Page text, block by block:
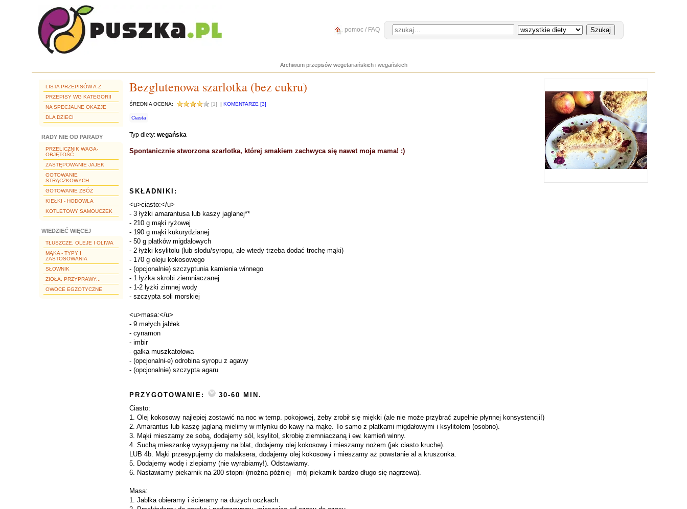
pomoc / FAQ
Archiwum przepisów wegetariańskich i wegańskich
LISTA PRZEPISÓW A-Z
PRZEPISY WG KATEGORII
NA SPECJALNE OKAZJE
DLA DZIECI
RADY NIE OD PARADY
PRZELICZNIK WAGA-
OBJĘTOŚĆ
ZASTĘPOWANIE JAJEK
GOTOWANIE
STRĄCZKOWYCH
GOTOWANIE ZBÓŻ
KIEŁKI - HODOWLA
KOTLETOWY SAMOUCZEK
WIEDZIEĆ WIĘCEJ
TŁUSZCZE, OLEJE I OLIWA
MĄKA - TYPY I
ZASTOSOWANIA
SŁOWNIK
ZIOŁA, PRZYPRAWY...
OWOCE EGZOTYCZNE
Bezglutenowa szarlotka (bez cukru)
ŚREDNIA OCENA: [1] | KOMENTARZE [3]
Ciasta
Typ diety: wegańska
Spontanicznie stworzona szarlotka, której smakiem zachwyca się nawet moja mama! :)
SKŁADNIKI:
<u>ciasto:</u>
- 3 łyżki amarantusa lub kaszy jaglanej**
- 210 g mąki ryżowej
- 190 g mąki kukurydzianej
- 50 g płatków migdałowych
- 2 łyżki ksylitolu (lub słodu/syropu, ale wtedy trzeba dodać trochę mąki)
- 170 g oleju kokosowego
- (opcjonalnie) szczyptunia kamienia winnego
- 1 łyżka skrobi ziemniaczanej
- 1-2 łyżki zimnej wody
- szczypta soli morskiej
<u>masa:</u>
- 9 małych jabłek
- cynamon
- imbir
- gałka muszkatołowa
- (opcjonalni-e) odrobina syropu z agawy
- (opcjonalnie) szczypta agaru
PRZYGOTOWANIE:
30-60 MIN.
Ciasto:
1. Olej kokosowy najlepiej zostawić na noc w temp. pokojowej, żeby zrobił się miękki (ale nie może przybrać zupełnie płynnej konsystencji!)
2. Amarantus lub kaszę jaglaną mielimy w młynku do kawy na mąkę. To samo z płatkami migdałowymi i ksylitolem (osobno).
3. Mąki mieszamy ze sobą, dodajemy sól, ksylitol, skrobię ziemniaczaną i ew. kamień winny.
4. Suchą mieszankę wysypujemy na blat, dodajemy olej kokosowy i mieszamy nożem (jak ciasto kruche).
LUB 4b. Mąki przesypujemy do malaksera, dodajemy olej kokosowy i mieszamy aż powstanie al a kruszonka.
5. Dodajemy wodę i zlepiamy (nie wyrabiamy!). Odstawiamy.
6. Nastawiamy piekarnik na 200 stopni (można później - mój piekarnik bardzo długo się nagrzewa).
Masa:
1. Jabłka obieramy i ścieramy na dużych oczkach.